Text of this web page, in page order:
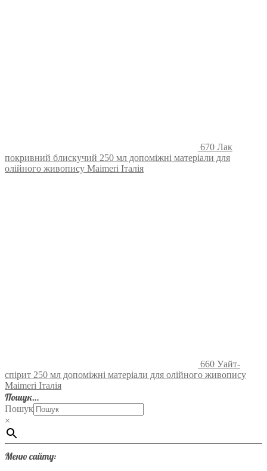
670 Лак
покривний блискучий 250 мл допоміжні матеріали для
олійного живопису Maimeri Італія
660 Уайт-
спірит 250 мл допоміжні матеріали для олійного живопису
Maimeri Італія
Пошук…
Пошук
×
Меню сайту: